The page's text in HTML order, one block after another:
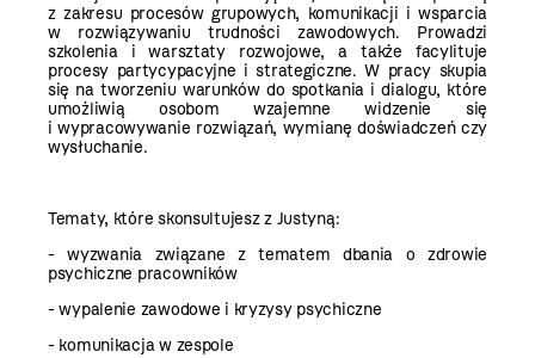
z zakresu procesów grupowych, komunikacji i wsparcia
w rozwiązywaniu trudności zawodowych. Prowadzi
szkolenia i warsztaty rozwojowe, a także facylituje
procesy partycypacyjne i strategiczne. W pracy skupia
się na tworzeniu warunków do spotkania i dialogu, które
umożliwią osobom wzajemne widzenie się
i wypracowywanie rozwiązań, wymianę doświadczeń czy
wysłuchanie.
Tematy, które skonsultujesz z Justyną:
- wyzwania związane z tematem dbania o zdrowie
psychiczne pracowników
- wypalenie zawodowe i kryzysy psychiczne
- komunikacja w zespole